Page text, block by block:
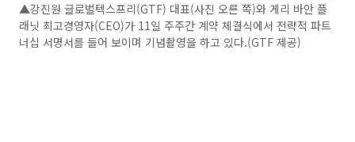
▲강진원 글로벌텍스프리(GTF) 대표(사진 오른 쪽)와 게리 바안 플
래닛 최고경영자(CEO)가 11일 주주간 계약 체결식에서 전략적 파트
너십 서명서를 들어 보이며 기념촬영을 하고 있다.(GTF 제공)